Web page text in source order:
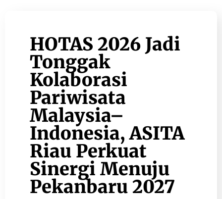
HOTAS 2026 Jadi
Tonggak
Kolaborasi
Pariwisata
Malaysia–
Indonesia, ASITA
Riau Perkuat
Sinergi Menuju
Pekanbaru 2027